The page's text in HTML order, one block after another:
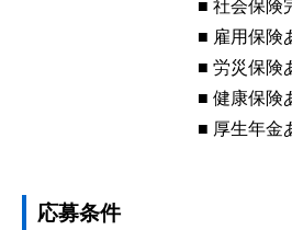
■ 社会保険
■ 雇用保険
■ 労災保険
■ 健康保険
■ 厚生年金
応募条件